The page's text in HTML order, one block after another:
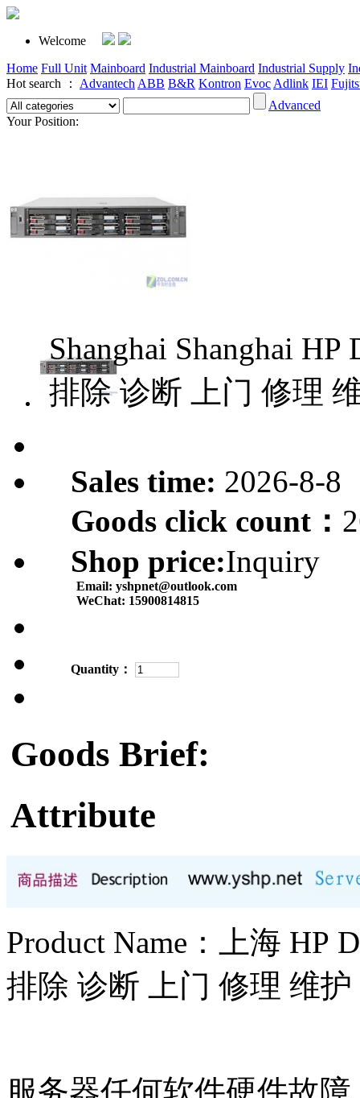
Welcome
Home Full Unit Mainboard Industrial Mainboard Industrial Supply
Hot search ： Advantech ABB B&R Kontron Evoc Adlink IEI
Advanced
Your Position:
Shanghai Shanghai
排除 诊断 上门 修理
Sales time: 2026-8-8
Goods click count：
Shop price:Inquiry
Email: yshpnet@outlook.com
WeChat: 15900814815
Quantity：
Goods Brief:
Attribute
Product Name：上海 HP
排除 诊断 上门 修理 维
服务器任何软件硬件故